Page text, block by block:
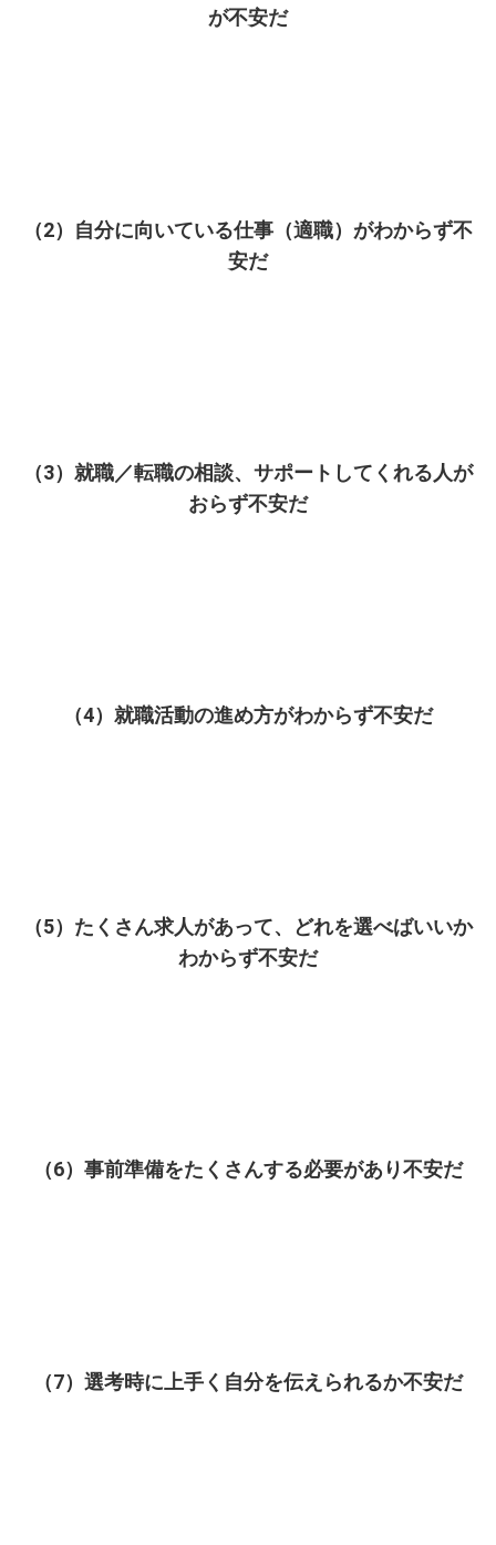
が不安だ
（2）自分に向いている仕事（適職）がわからず不
安だ
（3）就職／転職の相談、サポートしてくれる人が
おらず不安だ
（4）就職活動の進め方がわからず不安だ
（5）たくさん求人があって、どれを選べばいいか
わからず不安だ
（6）事前準備をたくさんする必要があり不安だ
（7）選考時に上手く自分を伝えられるか不安だ